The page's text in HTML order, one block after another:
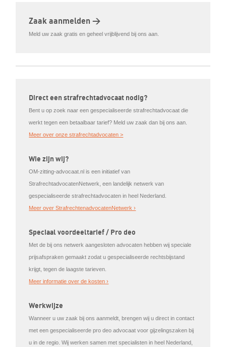
Zaak aanmelden >
Meld uw zaak gratis en geheel vrijblijvend bij ons aan.
Direct een strafrechtadvocaat nodig?
Bent u op zoek naar een gespecialiseerde strafrechtadvocaat die
werkt tegen een betaalbaar tarief? Meld uw zaak dan bij ons aan.
Meer over onze strafrechtadvocaten >
Wie zijn wij?
OM-zitting-advocaat.nl is een initiatief van
StrafrechtadvocatenNetwerk, een landelijk netwerk van
gespecialiseerde strafrechtadvocaten in heel Nederland.
Meer over StrafrechtenadvocatenNetwerk ›
Speciaal voordeeltarief / Pro deo
Met de bij ons netwerk aangesloten advocaten hebben wij speciale
prijsafspraken gemaakt zodat u gespecialiseerde rechtsbijstand
krijgt, tegen de laagste tarieven.
Meer informatie over de kosten ›
Werkwijze
Wanneer u uw zaak bij ons aanmeldt, brengen wij u direct in contact
met een gespecialiseerde pro deo advocaat voor gijzelingszaken bij
u in de regio. Wij werken samen met specialisten in heel Nederland,